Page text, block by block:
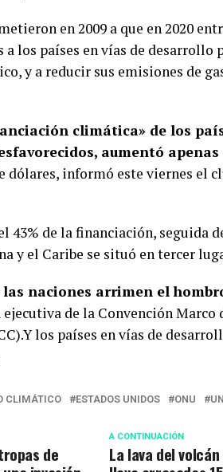
en 2009 a que en 2020
a los países en vías de desarrollo
y a reducir sus emisiones de
climática» de los
aumentó apenas
informó este viernes el
43% de la financiación, seguida
y el Caribe se situó en tercer
naciones arrimen el
de la Convención Marco
los países en vías de
CLIMÁTICO ESTADOS UNIDOS ONU
A CONTINUACIÓN
La lava del
de